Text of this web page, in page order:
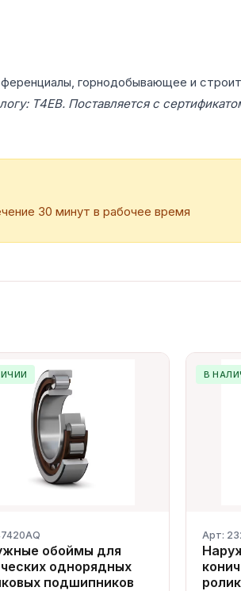
горнодобывающее и
T4EB. Поставляется с
30 минут в рабочее время
обоймы для
однорядных
подшипников
В
Арт: